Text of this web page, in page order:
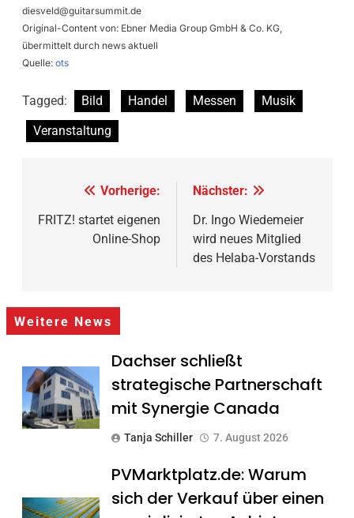
diesveld@guitarsummit.de
Original-Content von: Ebner Media Group GmbH & Co. KG,
übermittelt durch news aktuell
Quelle: ots
Tagged: Bild Handel Messen
Musik
Veranstaltung
Beitragsnavigation
Vorherige:
FRITZ! startet eigenen
Online-Shop
Nächster:
Dr. Ingo Wiedemeier
wird neues Mitglied
des Helaba-Vorstands
Weitere News
Dachser schließt
strategische Partnerschaft
mit Synergie Canada
Tanja Schiller 7. August 2026
PVMarktplatz.de: Warum
sich der Verkauf über einen